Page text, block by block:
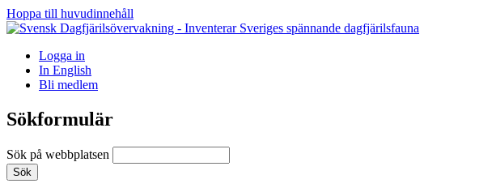
Hoppa till huvudinnehåll
Logga in
In English
Bli medlem
Sökformulär
Sök på webbplatsen